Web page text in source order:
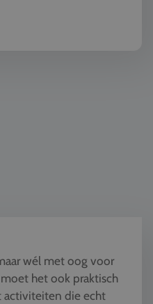
wél met oog voor
het ook praktisch
activiteiten die echt